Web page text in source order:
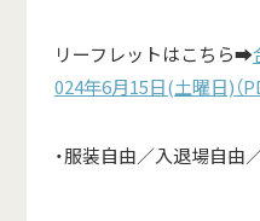
リーフレットはこちら➡
024年6月15日(土曜日)（
・服装自由／入退場自由